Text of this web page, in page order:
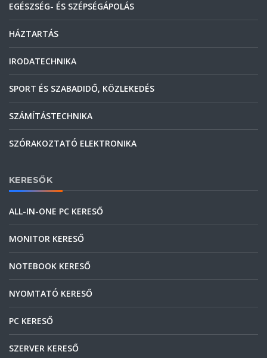
EGÉSZSÉG- ÉS SZÉPSÉGÁPOLÁS
HÁZTARTÁS
IRODATECHNIKA
SPORT ÉS SZABADIDŐ, KÖZLEKEDÉS
SZÁMÍTÁSTECHNIKA
SZÓRAKOZTATÓ ELEKTRONIKA
KERESŐK
ALL-IN-ONE PC KERESŐ
MONITOR KERESŐ
NOTEBOOK KERESŐ
NYOMTATÓ KERESŐ
PC KERESŐ
SZERVER KERESŐ